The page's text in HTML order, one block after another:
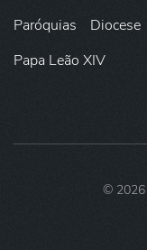
Paróquias Diocese
Papa Leão XIV
© 2026